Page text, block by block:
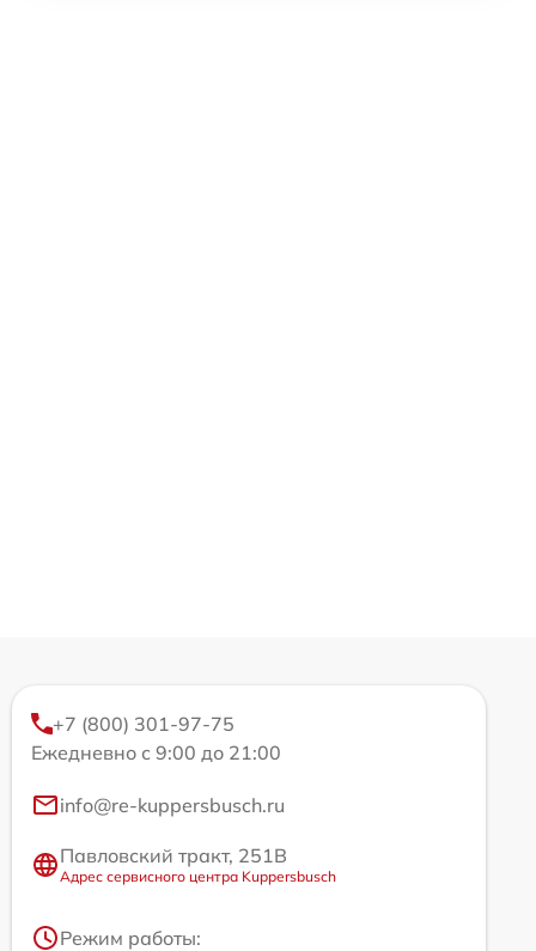
+7 (800) 301-97-75
Ежедневно с 9:00 до 21:00
info@re-kuppersbusch.ru
Павловский тракт, 251В
Адрес сервисного центра Kuppersbusch
Режим работы: